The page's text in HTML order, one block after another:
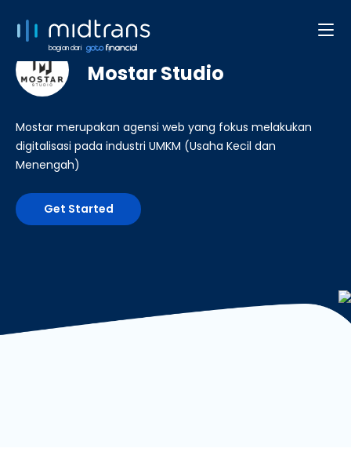
bagian dari Developer Web/App
Mostar Studio
Mostar merupakan agensi web yang fokus melakukan
digitalisasi pada industri UMKM (Usaha Kecil dan
Menengah)
Get Started